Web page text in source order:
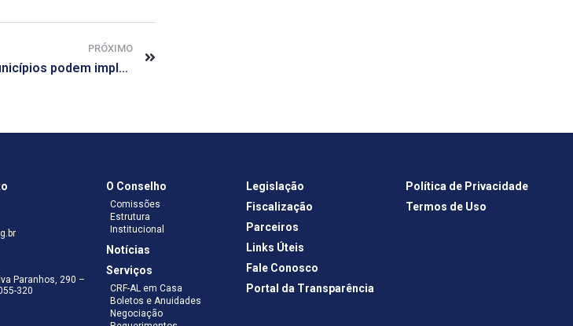
PRÓXIMO
Mais de 760 municípios podem implantar Centros de Atendimento para Covid-19
Paranhos, 290 –
320
O Conselho
Comissões
Estrutura
Institucional
Notícias
Serviços
CRF-AL em Casa
Boletos e Anuidades
Negociação
Legislação
Fiscalização
Parceiros
Links Úteis
Fale Conosco
Portal da Transparência
Política de Privacidade
Termos de Uso